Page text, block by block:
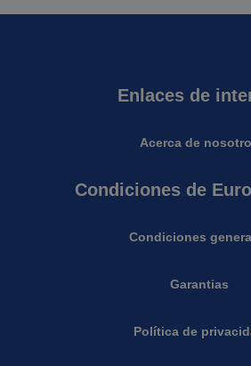
Enlaces de
Acerca de
Condiciones de
Condiciones
Garantias
Política de